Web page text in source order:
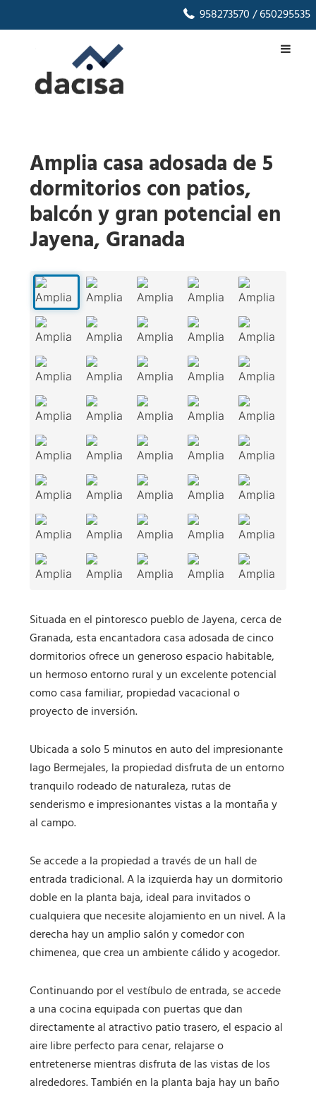
958273570/ 650295535
Amplia casa adosada de 5
dormitorios con patios,
balcón y gran potencial en
Jayena, Granada
Situada en el pintoresco pueblo de Jayena, cerca de
Granada, esta encantadora casa adosada de cinco
dormitorios ofrece un generoso espacio habitable,
un hermoso entorno rural y un excelente potencial
como casa familiar, propiedad vacacional o
proyecto de inversión.
Ubicada a solo 5 minutos en auto del impresionante
lago Bermejales, la propiedad disfruta de un entorno
tranquilo rodeado de naturaleza, rutas de
senderismo e impresionantes vistas a la montaña y
al campo.
Se accede a la propiedad a través de un hall de
entrada tradicional. A la izquierda hay un dormitorio
doble en la planta baja, ideal para invitados o
cualquiera que necesite alojamiento en un nivel. A la
derecha hay un amplio salón y comedor con
chimenea, que crea un ambiente cálido y acogedor.
Continuando por el vestíbulo de entrada, se accede
a una cocina equipada con puertas que dan
directamente al atractivo patio trasero, el espacio al
aire libre perfecto para cenar, relajarse o
entretenerse mientras disfruta de las vistas de los
alrededores. También en la planta baja hay un baño